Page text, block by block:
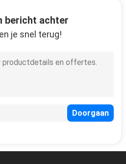
bericht achter
je snel terug!